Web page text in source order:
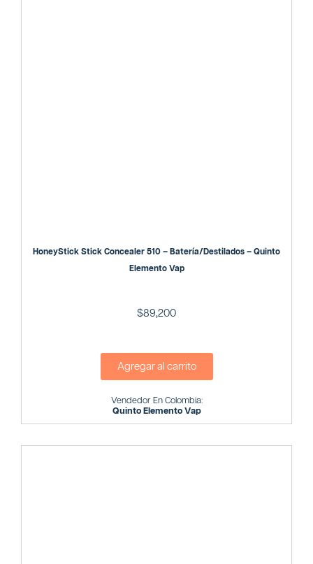
HoneyStick Stick Concealer 510 – Batería/Destilados – Quinto
Elemento Vap
$89,200
Agregar al carrito
Vendedor En Colombia:
Quinto Elemento Vap